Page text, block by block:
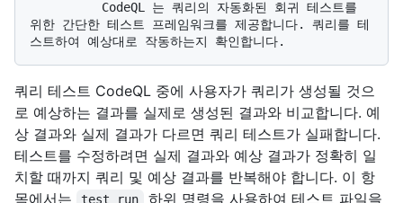
위한 간단한 테스트 프레임워크를 제공합니다. 쿼리를 테
쿼리 테스트 CodeQL 중에 사용자가 쿼리가 생성될 것으
로 예상하는 결과를 실제로 생성된 결과와 비교합니다. 예
상 결과와 실제 결과가 다르면 쿼리 테스트가 실패합니다.
테스트를 수정하려면 실제 결과와 예상 결과가 정확히 일
치할 때까지 쿼리 및 예상 결과를 반복해야 합니다. 이 항
목에서는
test run
하위 명령을 사용하여 테스트 파일을